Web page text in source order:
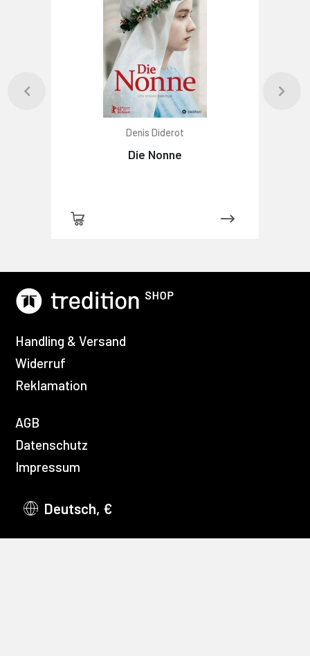
Denis Diderot
Die Nonne
Handling & Versand
Widerruf
Reklamation
AGB
Datenschutz
Impressum
Deutsch, €